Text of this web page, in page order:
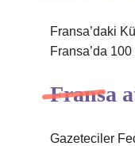
Fransa’daki
Fransa’da 100
Fransa
Gazeteciler